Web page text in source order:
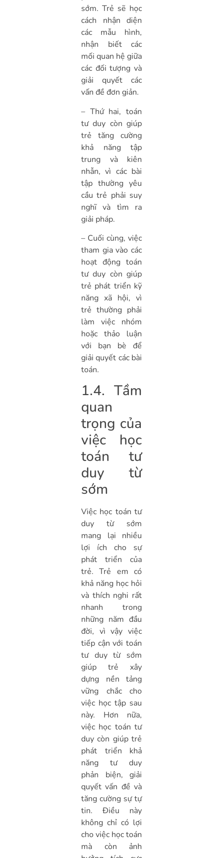
sớm. Trẻ sẽ học
cách nhận diện
các mẫu hình,
nhận biết các
mối quan hệ giữa
các đối tượng và
giải quyết các
vấn đề đơn giản.
– Thứ hai, toán
tư duy còn giúp
trẻ tăng cường
khả năng tập
trung và kiên
nhẫn, vì các bài
tập thường yêu
cầu trẻ phải suy
nghĩ và tìm ra
giải pháp.
– Cuối cùng, việc
tham gia vào các
hoạt động toán
tư duy còn giúp
trẻ phát triển kỹ
năng xã hội, vì
trẻ thường phải
làm việc nhóm
hoặc thảo luận
với bạn bè để
giải quyết các bài
toán.
1.4. Tầm
quan
trọng của
việc học
toán tư
duy từ
sớm
Việc học toán tư
duy từ sớm
mang lại nhiều
lợi ích cho sự
phát triển của
trẻ. Trẻ em có
khả năng học hỏi
và thích nghi rất
nhanh trong
những năm đầu
đời, vì vậy việc
tiếp cận với toán
tư duy từ sớm
giúp trẻ xây
dựng nền tảng
vững chắc cho
việc học tập sau
này. Hơn nữa,
việc học toán tư
duy còn giúp trẻ
phát triển khả
năng tư duy
phản biện, giải
quyết vấn đề và
tăng cường sự tự
tin. Điều này
không chỉ có lợi
cho việc học toán
mà còn ảnh